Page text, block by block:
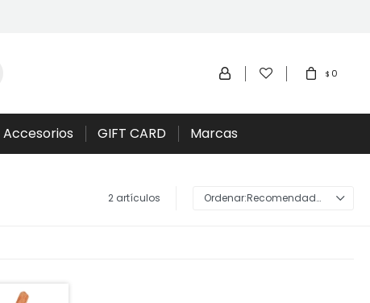
Accesorios GIFT CARD Marcas
$ 0
2 artículos Recomendados